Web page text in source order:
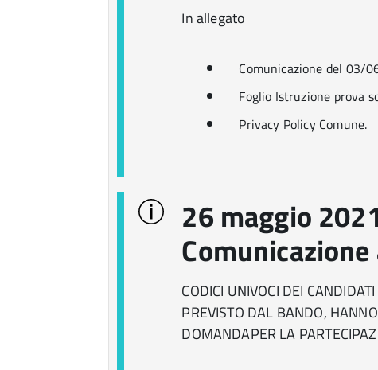
In allegato
Comunicazione del 03/
Foglio Istruzione prova
Privacy Policy Comune.
26 maggio 2021
CODICI UNIVOCI DEI
PREVISTO DAL BANDO,
DOMANDAPER LA